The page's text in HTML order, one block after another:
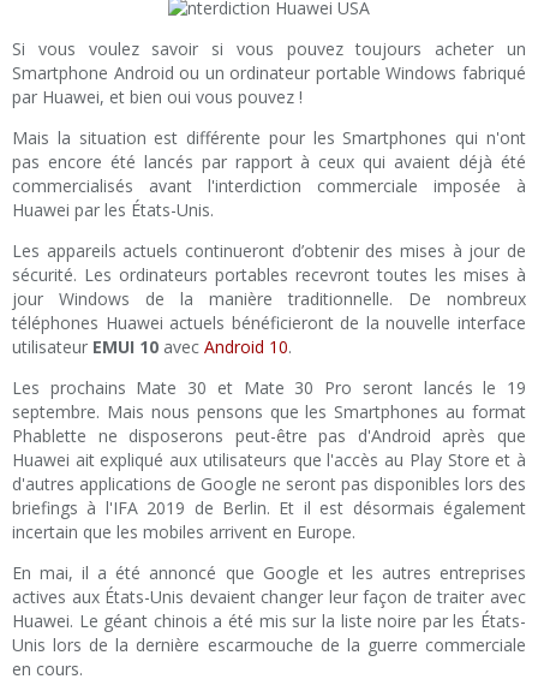
Si vous voulez savoir si vous pouvez toujours acheter un
Smartphone Android ou un ordinateur portable Windows fabriqué
par Huawei, et bien oui vous pouvez !
Mais la situation est différente pour les Smartphones qui n'ont
pas encore été lancés par rapport à ceux qui avaient déjà été
commercialisés avant l'interdiction commerciale imposée à
Huawei par les États-Unis.
Les appareils actuels continueront d’obtenir des mises à jour de
sécurité. Les ordinateurs portables recevront toutes les mises à
jour Windows de la manière traditionnelle. De nombreux
téléphones Huawei actuels bénéficieront de la nouvelle interface
utilisateur EMUI 10 avec Android 10.
Les prochains Mate 30 et Mate 30 Pro seront lancés le 19
septembre. Mais nous pensons que les Smartphones au format
Phablette ne disposerons peut-être pas d'Android après que
Huawei ait expliqué aux utilisateurs que l'accès au Play Store et à
d'autres applications de Google ne seront pas disponibles lors des
briefings à l'IFA 2019 de Berlin. Et il est désormais également
incertain que les mobiles arrivent en Europe.
En mai, il a été annoncé que Google et les autres entreprises
actives aux États-Unis devaient changer leur façon de traiter avec
Huawei. Le géant chinois a été mis sur la liste noire par les États-
Unis lors de la dernière escarmouche de la guerre commerciale
en cours.